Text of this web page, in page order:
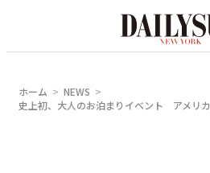
ホーム
NEWS
史上初、大人のお泊まりイベント アメリ